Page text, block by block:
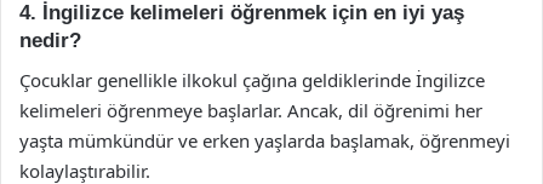
4. İngilizce kelimeleri öğrenmek için en iyi yaş
nedir?
Çocuklar genellikle ilkokul çağına geldiklerinde İngilizce
kelimeleri öğrenmeye başlarlar. Ancak, dil öğrenimi her
yaşta mümkündür ve erken yaşlarda başlamak, öğrenmeyi
kolaylaştırabilir.